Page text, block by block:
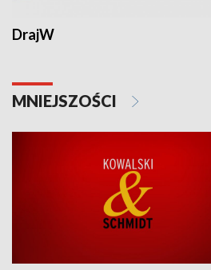
DrajW
MNIEJSZOŚCI